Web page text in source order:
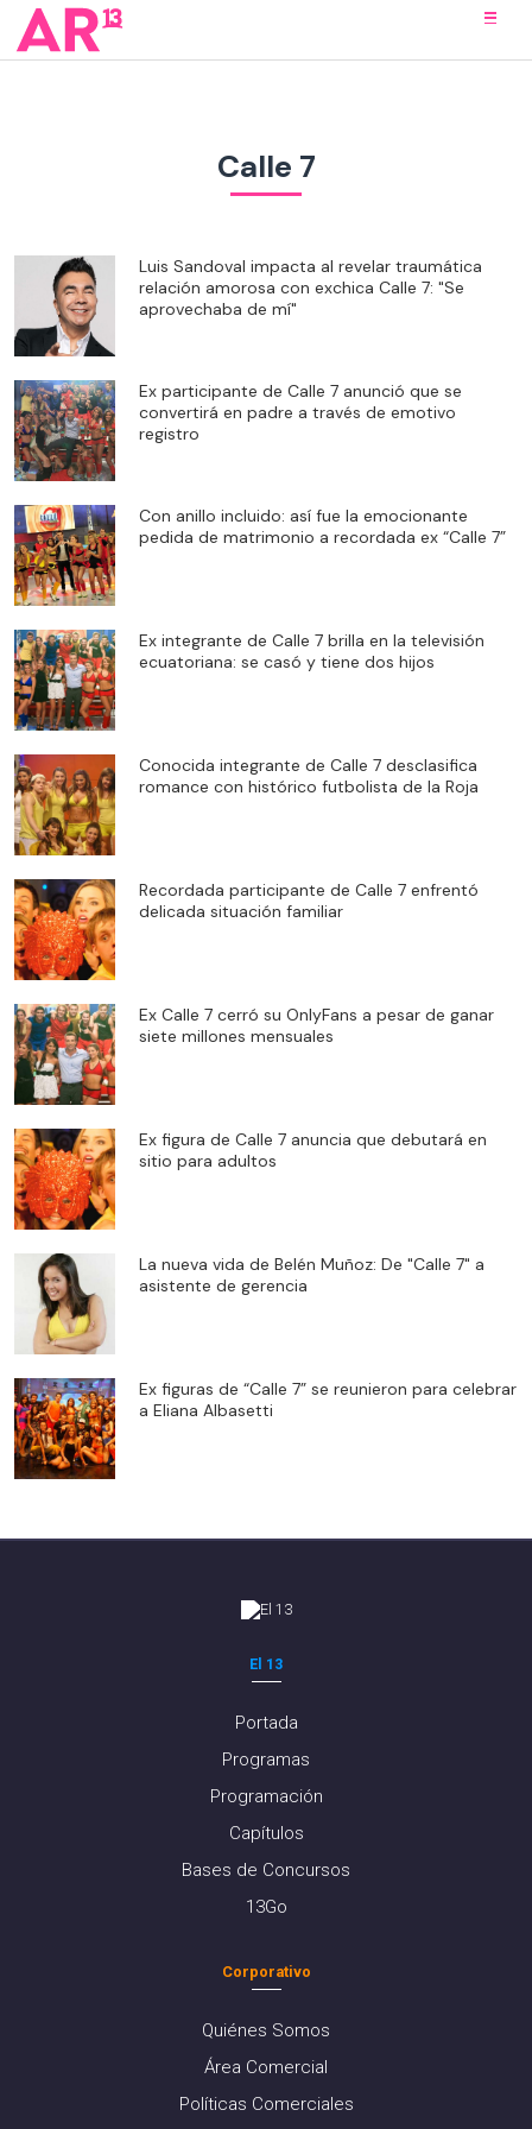
Calle 7
Luis Sandoval impacta al revelar traumática
relación amorosa con exchica Calle 7: "Se
aprovechaba de mí"
Ex participante de Calle 7 anunció que se
convertirá en padre a través de emotivo
registro
Con anillo incluido: así fue la emocionante
pedida de matrimonio a recordada ex “Calle 7”
Ex integrante de Calle 7 brilla en la televisión
ecuatoriana: se casó y tiene dos hijos
Conocida integrante de Calle 7 desclasifica
romance con histórico futbolista de la Roja
Recordada participante de Calle 7 enfrentó
delicada situación familiar
Ex Calle 7 cerró su OnlyFans a pesar de ganar
siete millones mensuales
Ex figura de Calle 7 anuncia que debutará en
sitio para adultos
La nueva vida de Belén Muñoz: De "Calle 7" a
asistente de gerencia
Ex figuras de “Calle 7” se reunieron para celebrar
a Eliana Albasetti
El 13
Portada
Programas
Programación
Capítulos
Bases de Concursos
13Go
Corporativo
Quiénes Somos
Área Comercial
Políticas Comerciales